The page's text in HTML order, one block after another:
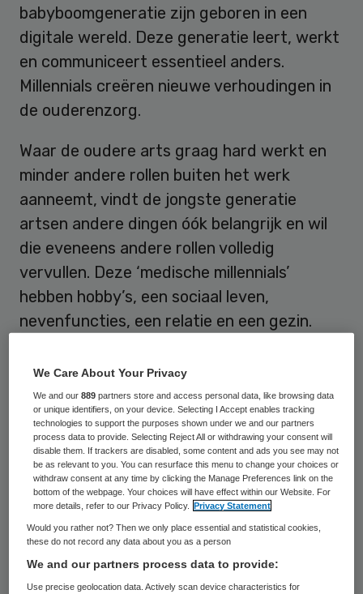
babyboomgeneratie zijn geboren in een
digitale wereld. Deze generatie leert, werkt
en communiceert essentieel anders.
Millennials creëren nieuwe verhoudingen in
de ouderenzorg.
Waar de oudere arts graag hard werkt en
minder andere rollen buiten het werk
aanneemt, vindt de jongste generatie
artsen andere dingen óók belangrijk en wil
die eveneens andere rollen volledig
vervullen. Deze ‘medische millennials’
hebben hobby’s, een sociaal leven,
nevenfuncties, een relatie en een gezin.
deeltijd. Medisch millennials voelen
tegenwoordig enerzijds veel minder die
‘roeping’ tot arts en zijn minder
materialistisch, het werk bepaalt niet langer
de identiteit. Maar anderzijds wil de jonge
werkgeneratie wel van betekenis zijn en
maatschappelijk relevante bijdragen
leveren. Als een medisch millennial die
voldoening niet meteen vindt in het vak, kan
zij/hij ook zomaar ineens switchen naar een
We Care About Your Privacy
We and our889 partners store and access personal data, like browsing data
or unique identifiers, on your device. Selecting I Accept enables tracking
technologies to support the purposes shown under we and our partners
process data to provide. Selecting Reject All or withdrawing your consent will
disable them. If trackers are disabled, some content and ads you see may not
be as relevant to you. You can resurface this menu to change your choices or
withdraw consent at any time by clicking the Manage Preferences link on the
bottom of the webpage. Your choices will have effect within our Website. For
more details, refer to our Privacy Policy.
Privacy Statement
Would you rather not? Then we only place essential and statistical cookies,
these do not record any data about you as a person
We and our partners process data to provide:
Use precise geolocation data. Actively scan device characteristics for